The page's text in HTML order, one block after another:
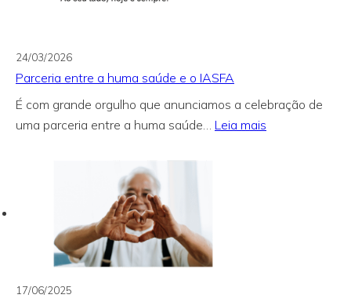
24/03/2026
Parceria entre a huma saúde e o IASFA
É com grande orgulho que anunciamos a celebração de
uma parceria entre a huma saúde… Leia mais
17/06/2025